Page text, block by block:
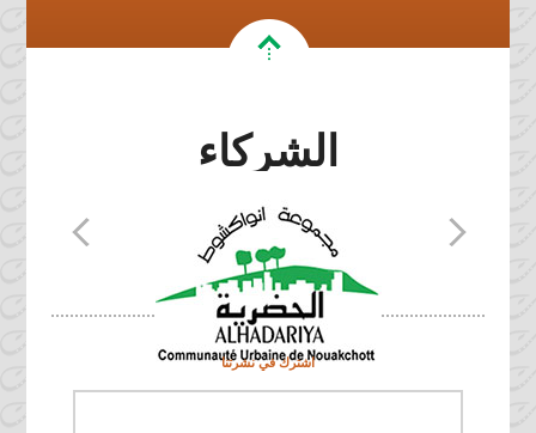
الشركاء
اشترك في نشرتنا